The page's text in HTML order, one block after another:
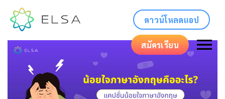
ดาวน์โหลดแอป
สมัครเรียน